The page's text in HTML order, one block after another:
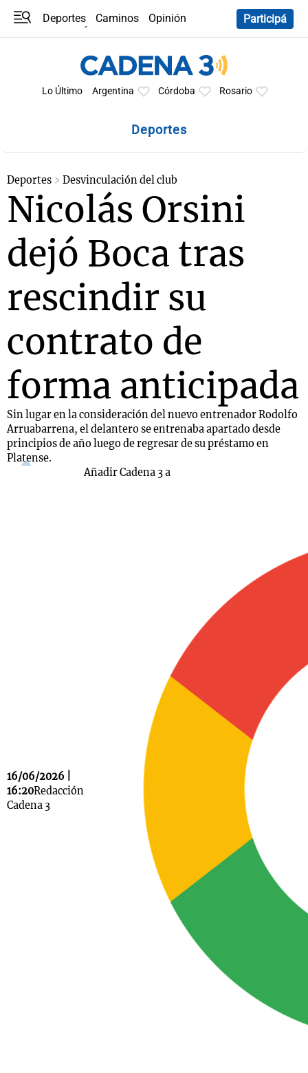
Deportes Caminos
Opinión
Participá
Lo Último Argentina Córdoba Rosario
Deportes
Deportes Desvinculación del club
Nicolás Orsini
dejó Boca tras
rescindir su
contrato de
forma anticipada
Sin lugar en la consideración del nuevo entrenador Rodolfo
Arruabarrena, el delantero se entrenaba apartado desde
principios de año luego de regresar de su préstamo en
Platense.
16/06/2026 |
16:20Redacción
Cadena 3
Añadir Cadena 3 a
La Sole en
Cadena 3